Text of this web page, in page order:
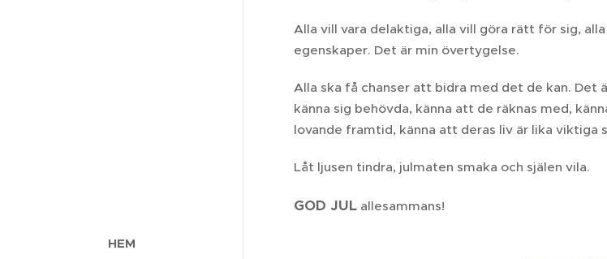
HEM
Alla vill vara delaktiga, alla vill göra rätt för sig,
egenskaper. Det är min övertygelse.
Alla ska få chanser att bidra med det de kan. Det
känna sig behövda, känna att de räknas med,
lovande framtid, känna att deras liv är lika viktiga
Låt ljusen tindra, julmaten smaka och själen vila.
GOD JUL allesammans!